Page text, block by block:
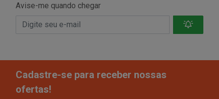
Avise-me quando chegar
Cadastre-se para receber nossas
ofertas!